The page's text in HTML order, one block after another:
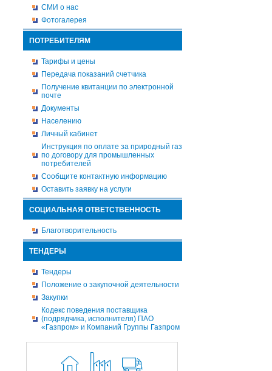
СМИ о нас
Фотогалерея
ПОТРЕБИТЕЛЯМ
Тарифы и цены
Передача показаний счетчика
Получение квитанции по электронной
почте
Документы
Населению
Личный кабинет
Инструкция по оплате за природный газ
по договору для промышленных
потребителей
Сообщите контактную информацию
Оставить заявку на услуги
СОЦИАЛЬНАЯ ОТВЕТСТВЕННОСТЬ
Благотворительность
ТЕНДЕРЫ
Тендеры
Положение о закупочной деятельности
Закупки
Кодекс поведения поставщика
(подрядчика, исполнителя) ПАО
«Газпром» и Компаний Группы Газпром